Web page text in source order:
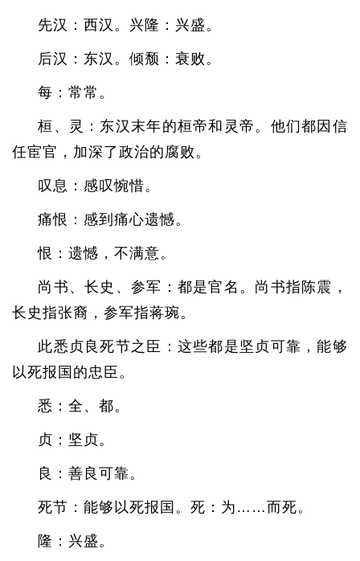
先汉：西汉。兴隆：兴盛。
后汉：东汉。倾颓：衰败。
每：常常。
桓、灵：东汉末年的桓帝和灵帝。他们都因信
任宦官，加深了政治的腐败。
叹息：感叹惋惜。
痛恨：感到痛心遗憾。
恨：遗憾，不满意。
尚书、长史、参军：都是官名。尚书指陈震，
长史指张裔，参军指蒋琬。
此悉贞良死节之臣：这些都是坚贞可靠，能够
以死报国的忠臣。
悉：全、都。
贞：坚贞。
良：善良可靠。
死节：能够以死报国。死：为……而死。
隆：兴盛。